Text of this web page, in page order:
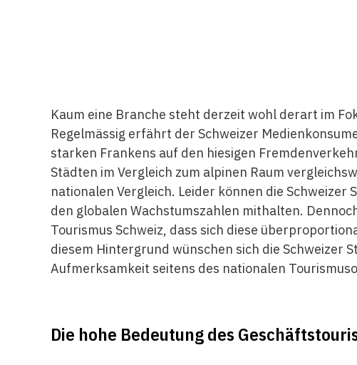
Kaum eine Branche steht derzeit wohl derart im
Regelmässig erfährt der Schweizer
starken Frankens auf den hiesigen
Städten im Vergleich zum alpinen Raum
nationalen Vergleich. Leider können die
den globalen Wachstumszahlen mithalten.
Tourismus Schweiz, dass sich diese
diesem Hintergrund wünschen sich die Schweizer
Aufmerksamkeit seitens des nationalen
Die hohe Bedeutung des